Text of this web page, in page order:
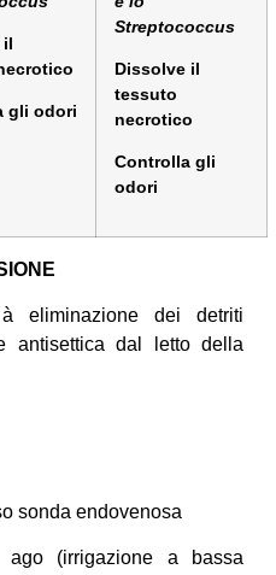
il
gli odori
Streptococcus
Dissolve il
tessuto
necrotico
Controlla gli
odori
à eliminazione dei detriti
antisettica dal letto della
sonda endovenosa
(irrigazione a bassa